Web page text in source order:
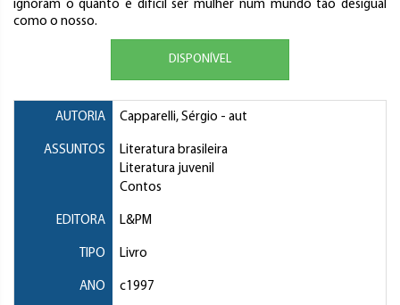
ignoram o quanto é difícil ser mulher num mundo tão desigual
como o nosso.
DISPONÍVEL
AUTORIA Capparelli, Sérgio - aut
ASSUNTOS
Literatura brasileira
Literatura juvenil
Contos
EDITORA L&PM
TIPO Livro
ANO c1997